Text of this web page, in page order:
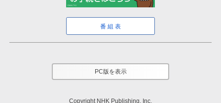
番組表
PC版を表示
Copyright NHK Publishing, Inc.